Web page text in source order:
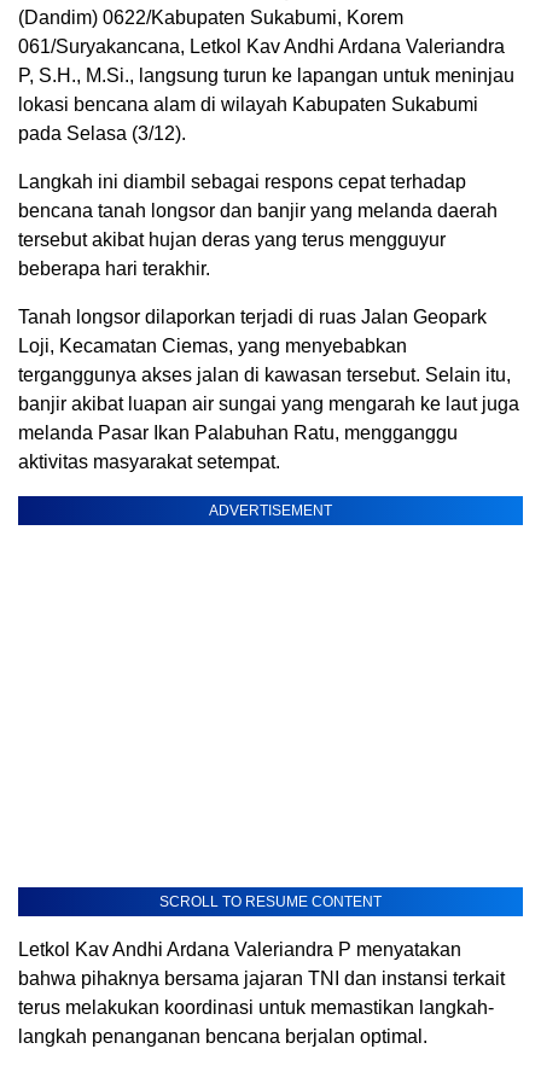
(Dandim) 0622/Kabupaten Sukabumi, Korem
061/Suryakancana, Letkol Kav Andhi Ardana Valeriandra
P, S.H., M.Si., langsung turun ke lapangan untuk meninjau
lokasi bencana alam di wilayah Kabupaten Sukabumi
pada Selasa (3/12).
Langkah ini diambil sebagai respons cepat terhadap
bencana tanah longsor dan banjir yang melanda daerah
tersebut akibat hujan deras yang terus mengguyur
beberapa hari terakhir.
Tanah longsor dilaporkan terjadi di ruas Jalan Geopark
Loji, Kecamatan Ciemas, yang menyebabkan
terganggunya akses jalan di kawasan tersebut. Selain itu,
banjir akibat luapan air sungai yang mengarah ke laut juga
melanda Pasar Ikan Palabuhan Ratu, mengganggu
aktivitas masyarakat setempat.
ADVERTISEMENT
SCROLL TO RESUME CONTENT
Letkol Kav Andhi Ardana Valeriandra P menyatakan
bahwa pihaknya bersama jajaran TNI dan instansi terkait
terus melakukan koordinasi untuk memastikan langkah-
langkah penanganan bencana berjalan optimal.